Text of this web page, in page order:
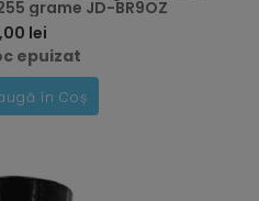
grame JD-BR9OZ
lei
epuizat
în Coș